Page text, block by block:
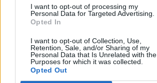
I want to opt-out of processing my
Personal Data for Targeted Advertising.
Opted In
I want to opt-out of Collection, Use,
Retention, Sale, and/or Sharing of my
Personal Data that Is Unrelated with the
Purposes for which it was collected.
Opted Out
Kabaču lečo. Gatavojam labumus ziemai!